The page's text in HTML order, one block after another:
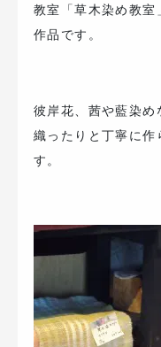
教室「草木染め教室
作品です。
彼岸花、茜や藍染め
織ったりと丁寧に作
す。